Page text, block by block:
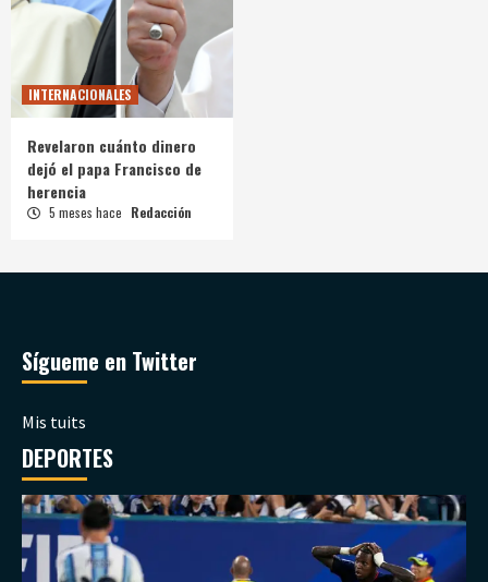
INTERNACIONALES
Revelaron cuánto dinero
dejó el papa Francisco de
herencia
5 meses hace Redacción
Sígueme en Twitter
Mis tuits
DEPORTES